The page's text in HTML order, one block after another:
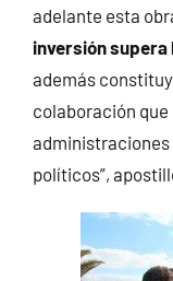
adelante esta
inversión supera
además
colaboración
administraciones
políticos”,